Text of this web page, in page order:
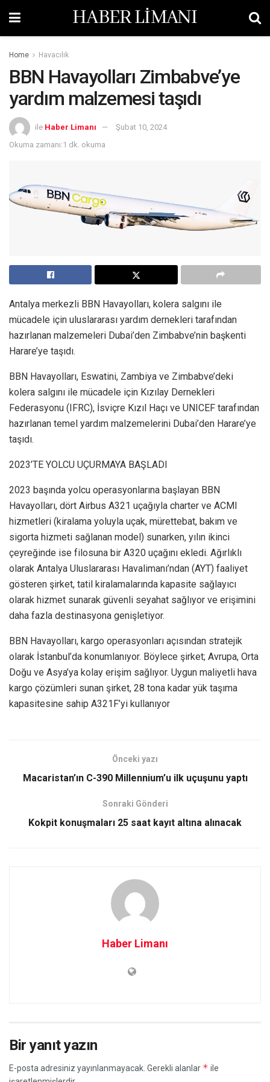
HABER LİMANI
Home Havacılık
BBN Havayolları Zimbabve’ye
yardım malzemesi taşıdı
ile Haber Limanı
Şubat 10, 2024
Okuma zamanı:1 dk. okuma
Antalya merkezli BBN Havayolları, kolera salgını ile
mücadele için uluslararası yardım dernekleri tarafından
hazırlanan malzemeleri Dubai’den Zimbabve’nin başkenti
Harare’ye taşıdı.
BBN Havayolları, Eswatini, Zambiya ve Zimbabve’deki
kolera salgını ile mücadele için Kızılay Dernekleri
Federasyonu (IFRC), İsviçre Kızıl Haçı ve UNICEF tarafından
hazırlanan temel yardım malzemelerini Dubai’den Harare’ye
taşıdı.
2023’TE YOLCU UÇURMAYA BAŞLADI
2023 başında yolcu operasyonlarına başlayan BBN
Havayolları, dört Airbus A321 uçağıyla charter ve ACMI
hizmetleri (kiralama yoluyla uçak, mürettebat, bakım ve
sigorta hizmeti sağlanan model) sunarken, yılın ikinci
çeyreğinde ise filosuna bir A320 uçağını ekledi. Ağırlıklı
olarak Antalya Uluslararası Havalimanı’ndan (AYT) faaliyet
gösteren şirket, tatil kiralamalarında kapasite sağlayıcı
olarak hizmet sunarak güvenli seyahat sağlıyor ve erişimini
daha fazla destinasyona genişletiyor.
BBN Havayolları, kargo operasyonları açısından stratejik
olarak İstanbul’da konumlanıyor. Böylece şirket; Avrupa, Orta
Doğu ve Asya’ya kolay erişim sağlıyor. Uygun maliyetli hava
kargo çözümleri sunan şirket, 28 tona kadar yük taşıma
kapasitesine sahip A321F’yi kullanıyor
Önceki yazı
Macaristan’ın C-390 Millennium’u ilk uçuşunu yaptı
Sonraki Gönderi
Kokpit konuşmaları 25 saat kayıt altına alınacak
Haber Limanı
Bir yanıt yazın
E-posta adresiniz yayınlanmayacak. Gerekli alanlar * ile